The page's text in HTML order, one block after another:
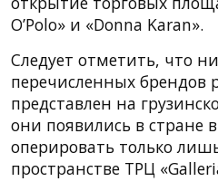
O’Polo» и «Donna Karan».
Следует отметить, что
перечисленных брендов
представлен на
они появились в стране
оперировать только
пространстве ТРЦ